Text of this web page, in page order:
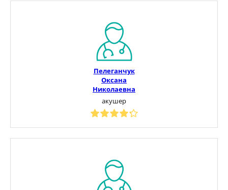
Пелеганчук
Оксана
Николаевна
акушер